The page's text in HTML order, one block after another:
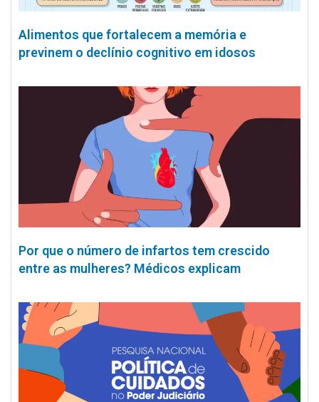
Alimentos que fortalecem a memória e
previnem o declínio cognitivo em idosos
Por que o número de infartos tem crescido
entre as mulheres? Médicos explicam